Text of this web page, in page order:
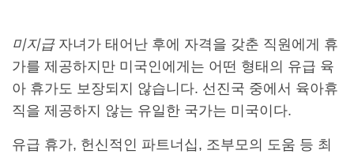
미지급자녀가 태어난 후에 자격을 갖춘 직원에게 휴
가를 제공하지만 미국인에게는 어떤 형태의 유급 육
아 휴가도 보장되지 않습니다. 선진국 중에서 육아휴
직을 제공하지 않는 유일한 국가는 미국이다.
유급 휴가, 헌신적인 파트너십, 조부모의 도움 등 최